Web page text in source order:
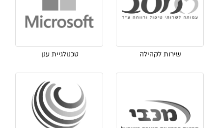
שירות לקהילה טכנולגיית ענן